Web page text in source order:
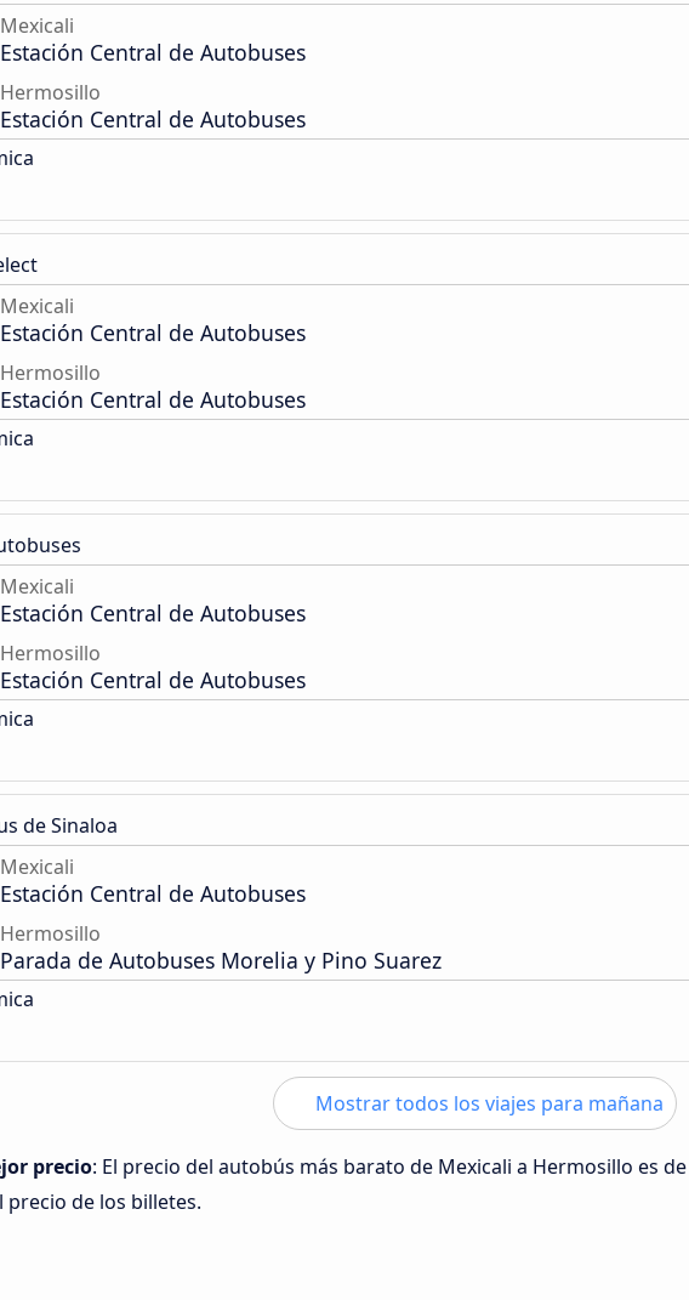
Mexicali
Estación Central de Autobuses
Hermosillo
Estación Central de Autobuses
Mexicali
Estación Central de Autobuses
Hermosillo
Estación Central de Autobuses
Mexicali
Estación Central de Autobuses
Hermosillo
Estación Central de Autobuses
de Sinaloa
Mexicali
Estación Central de Autobuses
Hermosillo
Parada de Autobuses Morelia y Pino Suarez
Mostrar todos los viajes para mañana
precio: El precio del autobús más barato de Mexicali a Hermosillo es de
precio de los billetes.